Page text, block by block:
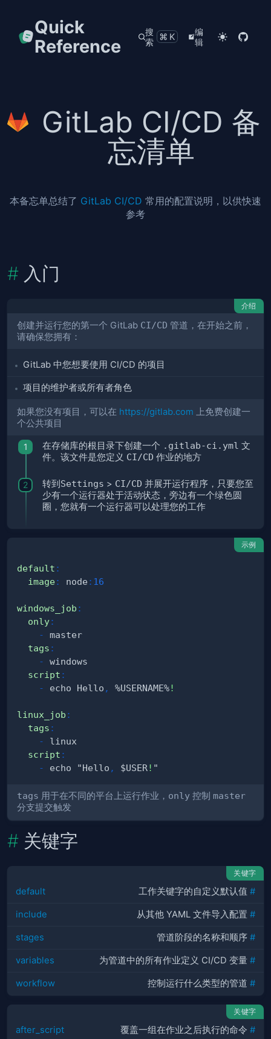
Quick
Reference
搜
索
⌘K
编
辑
GitLab CI/CD 备
忘清单
本备忘单总结了 GitLab CI/CD 常用的配置说明，以供快速
参考
入门
介绍
创建并运行您的第一个 GitLab CI/CD 管道，在开始之前，
请确保您拥有：
GitLab 中您想要使用 CI/CD 的项目
项目的维护者或所有者角色
如果您没有项目，可以在 https://gitlab.com 上免费创建一
个公共项目
在存储库的根目录下创建一个 .gitlab-ci.yml 文
件。该文件是您定义 CI/CD 作业的地方
转到 Settings > CI/CD 并展开运行程序，只要您至
少有一个运行器处于活动状态，旁边有一个绿色圆
圈，您就有一个运行器可以处理您的工作
示例
default :
image: node : 16
windows_job :
only:
-
tags :
-
script :
-
echo Hello , %USERNAME%!
linux_job :
tags :
-
script :
-
echo "Hello , $USER!
tags 用于在不同的平台上运行作业， only 控制 master
分支提交触发
关键字
关键字
default 工作关键字的自定义默认值 #
include 从其他 YAML 文件导入配置 #
stages 管道阶段的名称和顺序 #
variables 为管道中的所有作业定义 CI/CD 变量 #
workflow 控制运行什么类型的管道 #
关键字
after_script 覆盖一组在作业之后执行的命令 #